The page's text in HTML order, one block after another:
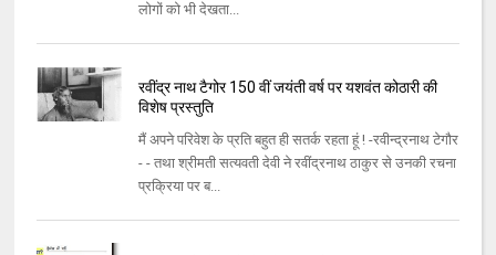
लोगों को भी देखता...
रवींद्र नाथ टैगोर 150 वीं जयंती वर्ष पर यशवंत कोठारी की
विशेष प्रस्तुति
मैं अपने परिवेश के प्रति बहुत ही सतर्क रहता हूं ! -रवीन्द्रनाथ टेगौर
- - तथा श्रीमती सत्यवती देवी ने रवींद्रनाथ ठाकुर से उनकी रचना
प्रक्रिया पर ब...